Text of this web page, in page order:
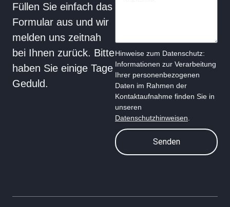
Füllen Sie einfach das
Formular aus und wir
melden uns zeitnah
bei Ihnen zurück. Bitte
haben Sie einige Tage
Geduld.
Hinweise zum Datenschutz:
Informationen zur Verarbeitung
Ihrer personenbezogenen
Daten im Rahmen der
Kontaktaufnahme finden Sie in
unseren
Datenschutzhinweisen
Senden